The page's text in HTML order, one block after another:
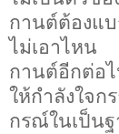
กานต์ต้องแ
ไม่เอาไหน
กานต์อีกต่อไ
ให้กำลังใจ
กรณ์ในเป็น